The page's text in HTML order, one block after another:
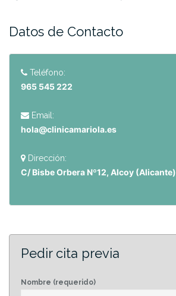
Datos de Contacto
Teléfono:
965 545 222
Email:
hola@clinicamariola.es
Dirección:
C/ Bisbe Orbera Nº12, Alcoy (Alicante)
Pedir cita previa
Nombre (requerido)